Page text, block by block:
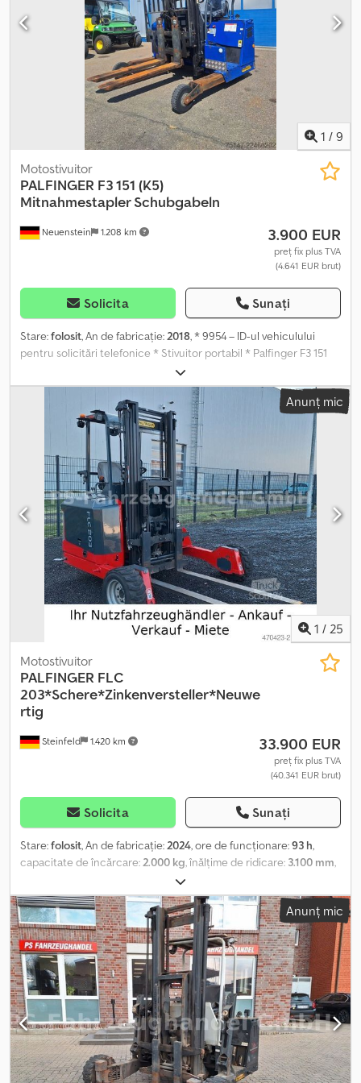
1 / 9
Neuenstein 1.208 km
Motostivuitor
PALFINGER F3 151 (K5)
Mitnahmestapler Schubgabeln
3.900 EUR
preț fix plus TVA
(4.641 EUR brut)
Solicita Sunați
Stare:folosit, An de fabricație:2018, * 9954 – ID-ul vehiculului
pentru solicitări telefonice * Stivuitor portabil * Palfinger F3 151
(K5) * An de fabricație: 02/2018 * Braț telescopic, furci de
împingere, deplasare laterală hidraulică, protecție superioară *
Motor diesel Lombardini, 3 cilindri, 17 kW / 23 CP * Ore de
funcționare: 2.397 h * Greutate proprie: 1.599 kg * Capacitate de
ridicare: 1.500 kg * Înălțime de ridicare: aprox. 2,16 m * Scaun nou -
---Adresa noastră de e-mail: Serviciile noastre pentru
dumneavoastră: - Obținerea de numere de înmatriculare
temporare sau vamale Cjdpozqxy Isfx Amyjrf - Transport / livrare
în toată Uniunea Europeană - Vămuierea vehiculelor către țări
terțe Whatsapp pentru engleză, germană, rusă și alte limbi:
Anunț mic
1 / 25
Steinfeld 1.420 km
Motostivuitor
PALFINGER FLC
203*Schere*Zinkenversteller*Neuwe
rtig
33.900 EUR
preț fix plus TVA
(40.341 EUR brut)
Solicita Sunați
Stare:folosit, An de fabricație:2024, ore de funcționare:93 h,
capacitate de încărcare:2.000 kg, înălțime de ridicare: 3.100 mm,
, înălțime de construcție:
Dotări:protector de cap, Se oferă un stivuitor mobil, marca
Palfinger FLC 203, cu următoarele dotări: - Capacitate de ridicare:
2.000 kg - Catarg duplex cu vizibilitate liberă, deplasare laterală
de 160 mm - Greutate (vezi fișele tehnice) - Transmisie
hidrostatică pe 3 roți, cu blocare a diferențialului - Viteză
predefinită la 6 km/h Crsdpfoyc Dgfsx Amyjf - Protecție pentru
operator - Iluminare repetitoare LED pentru transport,
funcționând la 24V - Lămpi spate LED și semnalizatoare de
direcție (spate) de 12V, în timpul funcționării stivuitorului - Lampă
de avertizare intermitentă LED - Întrerupător mecanic pentru
deconectarea bateriei - Contor de ore de funcționare - Indicator
Anunț mic